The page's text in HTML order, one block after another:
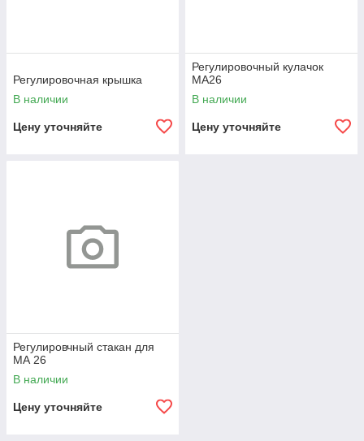
Регулировочная крышка
В наличии
Цену уточняйте
Регулировочный кулачок
МА26
В наличии
Цену уточняйте
Регулировчный стакан для
МА 26
В наличии
Цену уточняйте